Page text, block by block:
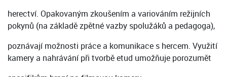
herectví. Opakovaným zkoušením a variováním režijních
pokynů (na základě zpětné vazby spolužáků a pedagoga),
poznávají možnosti práce a komunikace s hercem. Využití
kamery a nahrávání při tvorbě etud umožňuje porozumět